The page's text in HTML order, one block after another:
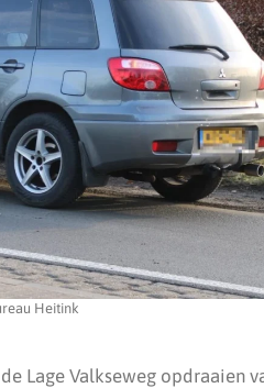
Heitink
Lage Valkseweg opdraaien